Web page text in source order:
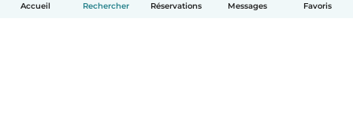
Accueil Rechercher Réservations Messages Favoris